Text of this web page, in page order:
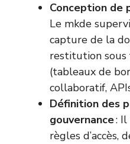
Conception de
Le mkde
capture de la
restitution
(tableaux de
collaboratif,
Définition des
gouvernance: Il
règles d’accès,